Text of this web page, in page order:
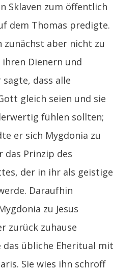
Sklaven zum öffentlich
dem Thomas predigte.
zunächst aber nicht zu
Dienern und
sagte, dass alle
gleich seien und sie
fühlen sollten;
er sich Mygdonia zu
Prinzip des
der in ihr als geistige
Daraufhin
zu Jesus
zurück zuhause
das übliche Eheritual mit
Sie wies ihn schroff